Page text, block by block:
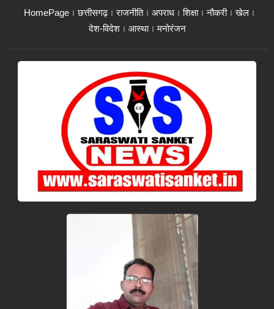
HomePage छत्तीसगढ़ राजनीति अपराध शिक्षा नौकरी
खेल
देश-विदेश
आस्था मनोरंजन